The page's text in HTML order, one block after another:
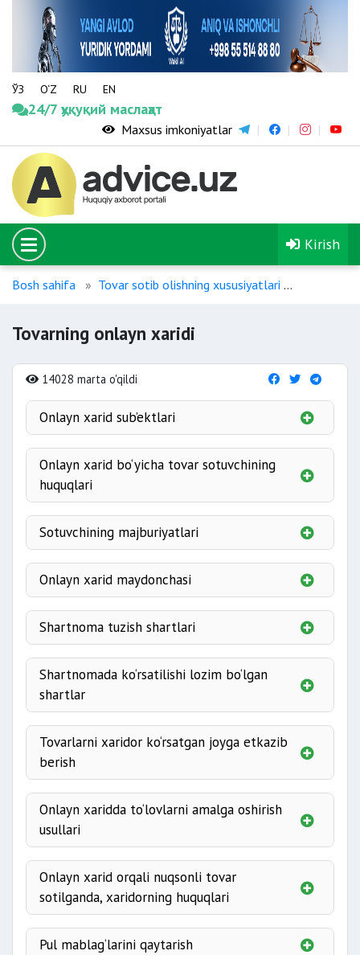
ЎЗ O‘Z RU EN
24/7 ҳуқуқий маслаҳат
Maxsus imkoniyatlar
Kirish
Bosh sahifa Tovar sotib olishning xususiyatlari
Tovarning onlayn xaridi
14028 marta o'qildi
Onlayn xarid sub’ektlari
sotuvchi xaridor
va axborot
vositachisi
(telekommunikatsiya tarmog‘i
operatori va provayderi, banklar, elektron
yarmarka va kimoshdi savdosini tashkil etuvchi
yuridik shaxs va b.)
Onlayn xarid bo‘yicha tovar sotuvchining
huquqlari
ofertani
shartnomalar tuzish
elektron hujjatlar
Sotuvchining majburiyatlari
ishonchli ma’lumo
Onlayn xarid maydonchasi
(ya’ni xaridorga
taklifini)
(ya’ni
xaridorning roziligini)
xavfsiz
saqlash
Shartnoma tuzish shartlari
oferta
tuzilgan
tuzilishi
Shartnomada ko‘rsatilishi lozim bo‘lgan
shartlar
huquqlari
narxi
Tovarlarni xaridor ko‘rsatgan joyga etkazib
berish
mumkin
huquqiga
usullaridan
Onlayn xaridda to‘lovlarni amalga oshirish
usullari
naqd pul bilan
elektron to‘lov vositalari bilan
Onlayn xarid orqali nuqsonli tovar
sotilganda, xaridorning huquqlari
tegishl
Pul mablag‘larini qaytarish